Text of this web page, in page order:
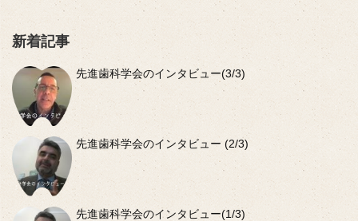
新着記事
先進歯科学会のインタビュー(3/3)
先進歯科学会のインタビュー (2/3)
先進歯科学会のインタビュー(1/3)